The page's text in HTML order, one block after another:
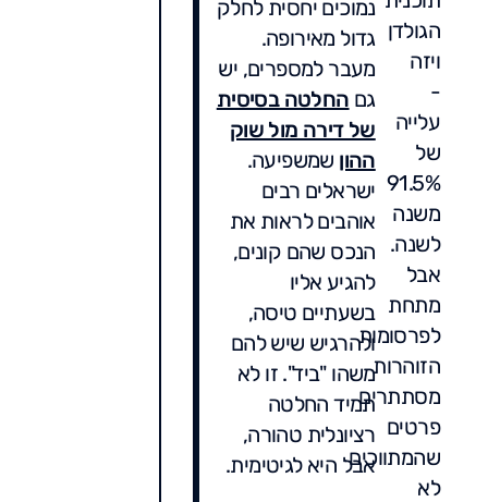
הגולדן
ויזה
-
עלייה
של
91.5%
משנה
לשנה.
אבל
מתחת
לפרסומות
הזוהרות
מסתתרים
פרטים
שהמתווכים
לא
נמוכים יחסית לחלק
גדול מאירופה.
מעבר למספרים, יש
גם החלטה בסיסית
של דירה מול שוק
ההון שמשפיעה.
ישראלים רבים
אוהבים לראות את
הנכס שהם קונים,
להגיע אליו
בשעתיים טיסה,
ולהרגיש שיש להם
משהו "ביד". זו לא
תמיד החלטה
רציונלית טהורה,
אבל היא לגיטימית.